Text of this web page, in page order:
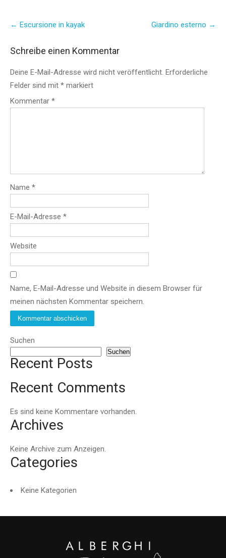
navigation
← Escursione in kayak Giardino esterno →
Schreibe einen Kommentar
Deine E-Mail-Adresse wird nicht veröffentlicht. Erforderliche
Felder sind mit * markiert
Kommentar *
Name *
E-Mail-Adresse *
Website
Name, E-Mail-Adresse und Website in diesem Browser für
meinen nächsten Kommentar speichern.
Suchen
Suchen
Recent Posts
Recent Comments
Es sind keine Kommentare vorhanden.
Archives
Keine Archive zum Anzeigen.
Categories
Keine Kategorien